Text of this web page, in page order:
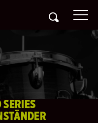
SERIES